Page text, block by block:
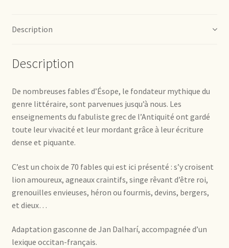
Description
Description
De nombreuses fables d’Ésope, le fondateur mythique du
genre littéraire, sont parvenues jusqu’à nous. Les
enseignements du fabuliste grec de l’Antiquité ont gardé
toute leur vivacité et leur mordant grâce à leur écriture
dense et piquante.
C’est un choix de 70 fables qui est ici présenté : s’y croisent
lion amoureux, agneaux craintifs, singe rêvant d’être roi,
grenouilles envieuses, héron ou fourmis, devins, bergers,
et dieux…
Adaptation gasconne de Jan Dalharí, accompagnée d’un
lexique occitan-français.